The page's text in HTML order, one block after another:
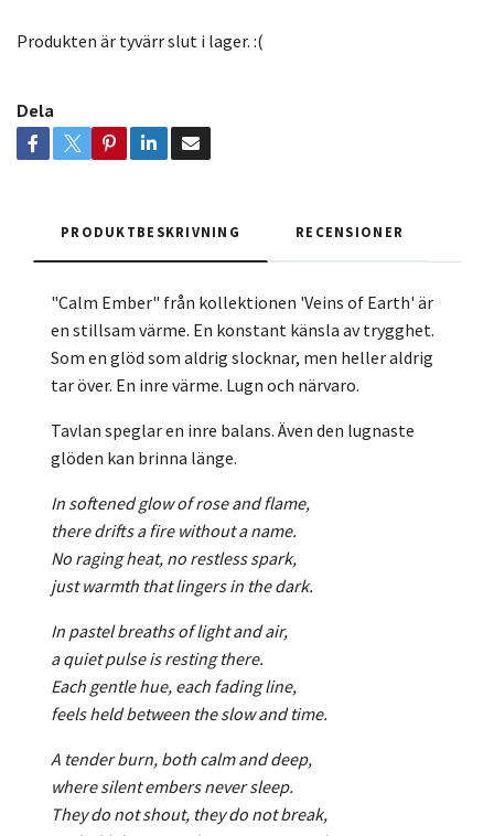
Produkten är tyvärr slut i lager. :(
Dela
PRODUKTBESKRIVNING RECENSIONER
"Calm Ember" från kollektionen 'Veins of Earth' är
en stillsam värme. En konstant känsla av trygghet.
Som en glöd som aldrig slocknar, men heller aldrig
tar över. En inre värme. Lugn och närvaro.
Tavlan speglar en inre balans. Även den lugnaste
glöden kan brinna länge.
In softened glow of rose and flame,
there drifts a fire without a name.
No raging heat, no restless spark,
just warmth that lingers in the dark.
In pastel breaths of light and air,
a quiet pulse is resting there.
Each gentle hue, each fading line,
feels held between the slow and time.
A tender burn, both calm and deep,
where silent embers never sleep.
They do not shout, they do not break,